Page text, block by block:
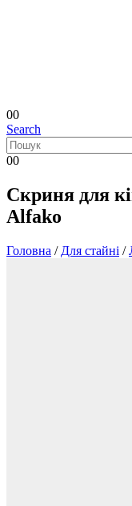
00
Search
00
Скриня для
Alfako
Головна / Для стайні /